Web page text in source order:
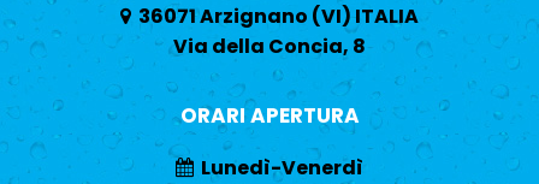
36071 Arzignano (VI) ITALIA
Via della Concia, 8
ORARI APERTURA
Lunedì-Venerdì